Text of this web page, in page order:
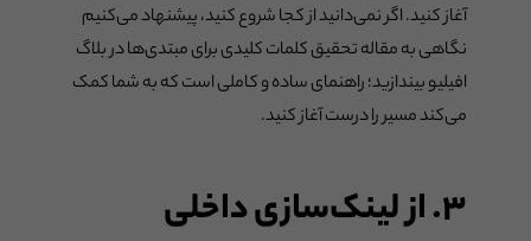
آغاز کنید. اگر نمی‌دانید از کجا شروع کنید، پیشنهاد می‌کنیم
نگاهی به مقاله تحقیق کلمات کلیدی برای مبتدی‌ها در بلاگ
افیلیو بیندازید؛ راهنمای ساده و کاملی است که به شما کمک
می‌کند مسیر را درست آغاز کنید.
۳. از لینک‌سازی داخلی